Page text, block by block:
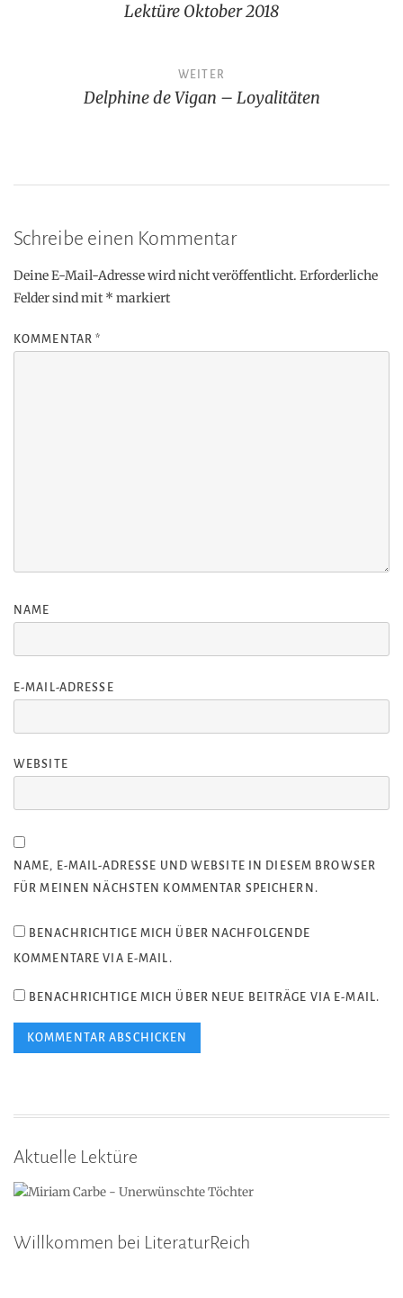
Lektüre Oktober 2018
WEITER
Delphine de Vigan – Loyalitäten
Schreibe einen Kommentar
Deine E-Mail-Adresse wird nicht veröffentlicht. Erforderliche
Felder sind mit * markiert
KOMMENTAR*
NAME
E-MAIL-ADRESSE
WEBSITE
NAME, E-MAIL-ADRESSE UND WEBSITE IN DIESEM BROWSER
FÜR MEINEN NÄCHSTEN KOMMENTAR SPEICHERN.
BENACHRICHTIGE MICH ÜBER NACHFOLGENDE
KOMMENTARE VIA E-MAIL.
BENACHRICHTIGE MICH ÜBER NEUE BEITRÄGE VIA E-MAIL.
Aktuelle Lektüre
Willkommen bei LiteraturReich